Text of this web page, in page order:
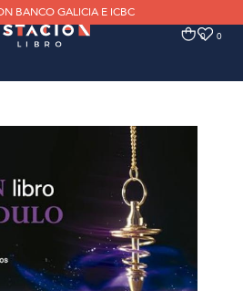
BANCO GALICIA E ICBC
0 0